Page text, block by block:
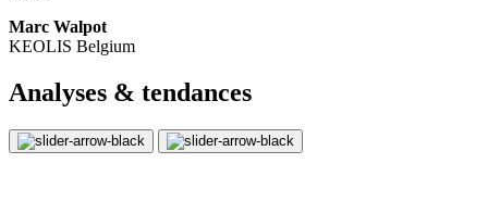
Marc Walpot
KEOLIS Belgium
Analyses & tendances